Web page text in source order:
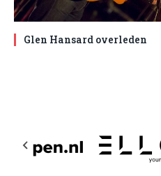
Glen Hansard overleden